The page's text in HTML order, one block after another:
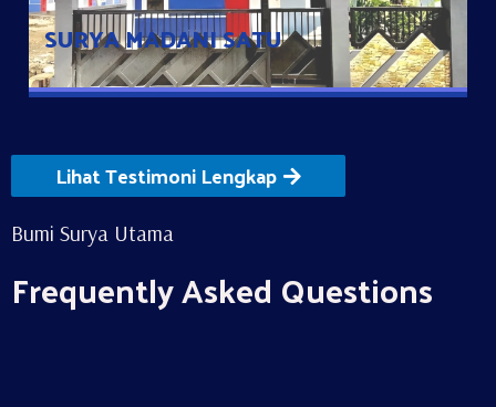
SURYA MADANI SATU
Lihat Testimoni Lengkap
Bumi Surya Utama
Frequently Asked Questions